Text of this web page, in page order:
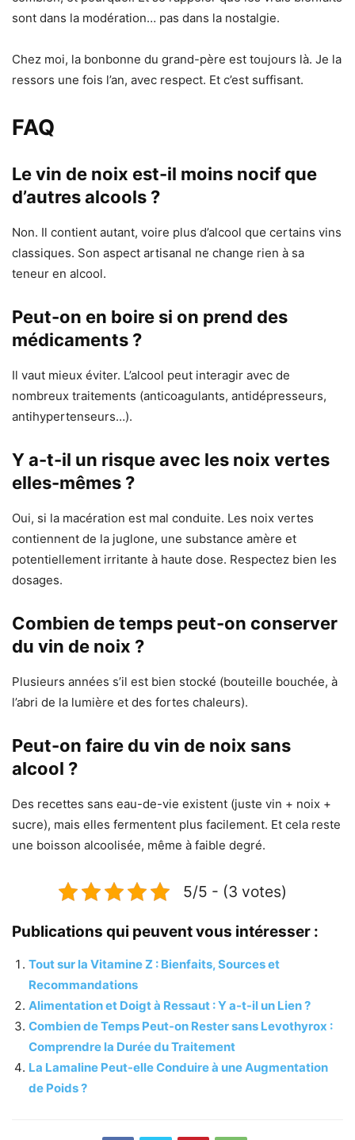
sont dans la modération… pas dans la nostalgie.
Chez moi, la bonbonne du grand-père est toujours là. Je la
ressors une fois l’an, avec respect. Et c’est suffisant.
FAQ
Le vin de noix est-il moins nocif que
d’autres alcools ?
Non. Il contient autant, voire plus d’alcool que certains vins
classiques. Son aspect artisanal ne change rien à sa
teneur en alcool.
Peut-on en boire si on prend des
médicaments ?
Il vaut mieux éviter. L’alcool peut interagir avec de
nombreux traitements (anticoagulants, antidépresseurs,
antihypertenseurs…).
Y a-t-il un risque avec les noix vertes
elles-mêmes ?
Oui, si la macération est mal conduite. Les noix vertes
contiennent de la juglone, une substance amère et
potentiellement irritante à haute dose. Respectez bien les
dosages.
Combien de temps peut-on conserver
du vin de noix ?
Plusieurs années s’il est bien stocké (bouteille bouchée, à
l’abri de la lumière et des fortes chaleurs).
Peut-on faire du vin de noix sans
alcool ?
Des recettes sans eau-de-vie existent (juste vin + noix +
sucre), mais elles fermentent plus facilement. Et cela reste
une boisson alcoolisée, même à faible degré.
5/5 - (3 votes)
Publications qui peuvent vous intéresser :
Tout sur la Vitamine Z : Bienfaits, Sources et
Recommandations
Alimentation et Doigt à Ressaut : Y a-t-il un Lien ?
Combien de Temps Peut-on Rester sans Levothyrox :
Comprendre la Durée du Traitement
La Lamaline Peut-elle Conduire à une Augmentation
de Poids ?